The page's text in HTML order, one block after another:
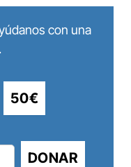
con una
50€
DONAR